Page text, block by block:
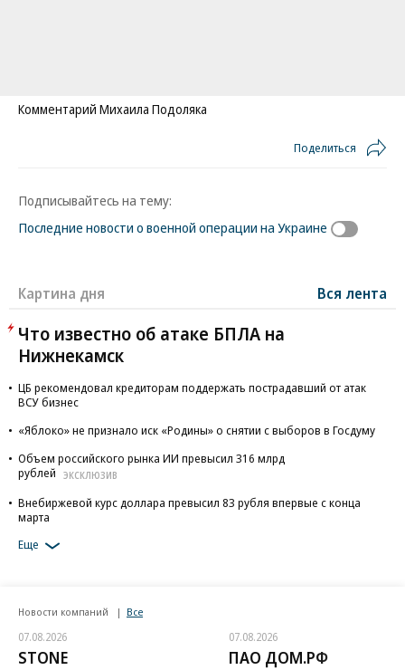
Комментарий Михаила Подоляка
Поделиться
Подписывайтесь на тему:
Последние новости о военной операции на Украине
Картина дня Вся лента
Что известно об атаке БПЛА на
Нижнекамск
ЦБ рекомендовал кредиторам поддержать пострадавший от атак
ВСУ бизнес
«Яблоко» не признало иск «Родины» о снятии с выборов в Госдуму
Объем российского рынка ИИ превысил 316 млрд
рублей
ЭКСКЛЮЗИВ
Внебиржевой курс доллара превысил 83 рубля впервые с конца
марта
Еще
Новости компаний Все
07.08.2026
STONE
07.08.2026
ПАО ДОМ.РФ